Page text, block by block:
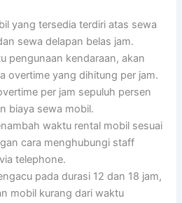
yang tersedia terdiri atas sewa
sewa delapan belas jam.
pengunaan kendaraan, akan
overtime yang dihitung per jam.
per jam sepuluh persen
biaya sewa mobil.
waktu rental mobil sesuai
cara menghubungi staff
telephone.
pada durasi 12 dan 18 jam,
mobil kurang dari waktu